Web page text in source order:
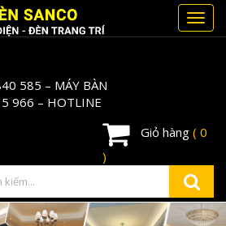
585 – MÁY BÀN
966 – HOTLINE
Giỏ hàng ( 0
)